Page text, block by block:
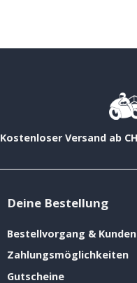
Kostenloser Versand ab
Deine Bestellung
Bestellvorgang &
Zahlungsmöglichkeiten
Gutscheine